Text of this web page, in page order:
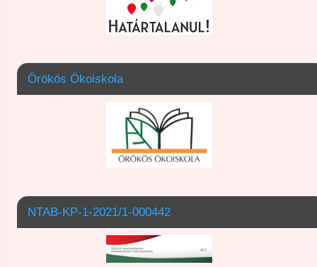
Örökös Ökoiskola
NTAB-KP-1-2021/1-000442